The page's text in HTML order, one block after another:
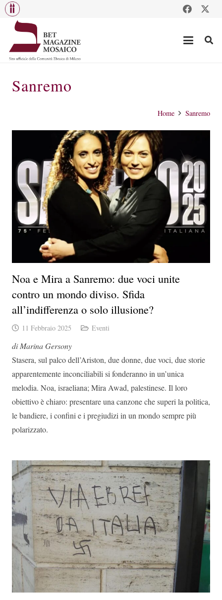
Sanremo
Home Sanremo
Noa e Mira a Sanremo: due voci unite
contro un mondo diviso. Sfida
all’indifferenza o solo illusione?
11 Febbraio 2025 Eventi
di Marina Gersony
Stasera, sul palco dell’Ariston, due donne, due voci, due storie
apparentemente inconciliabili si fonderanno in un’unica
melodia. Noa, israeliana; Mira Awad, palestinese. Il loro
obiettivo è chiaro: presentare una canzone che superi la politica,
le bandiere, i confini e i pregiudizi in un mondo sempre più
polarizzato.